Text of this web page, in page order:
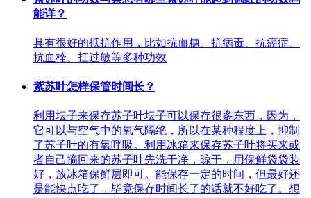
能详？
具有很好的抵抗作用，比如抗血糖、抗病毒、抗癌症、
抗血栓、扛过敏等多种功效
紫苏叶怎样保管时间长？
利用坛子来保存苏子叶坛子可以保存很多东西，因为，
它可以与空气中的氧气隔绝，所以在某种程度上，抑制
了苏子叶的有氧呼吸。利用冰箱来保存苏子叶将买来或
者自己摘回来的苏子叶先洗干净，晾干，用保鲜袋袋装
好，放冰箱保鲜层即可。能保存一定的时间，但最好还
是能快点吃了，毕竟保存时间长了的话就不好吃了。想